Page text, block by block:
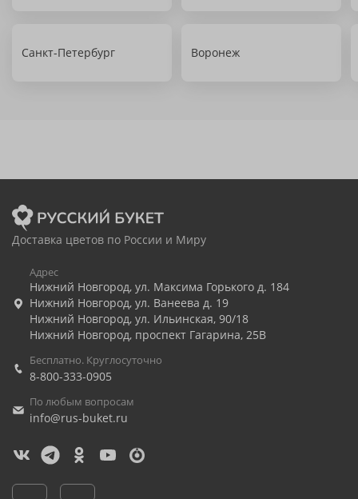
Санкт-Петербург Воронеж
Доставка цветов по России и Миру
Адрес
Нижний Новгород, ул. Максима Горького д. 184
Нижний Новгород, ул. Ванеева д. 19
Нижний Новгород, ул. Ильинская, 90/18
Нижний Новгород, проспект Гагарина, 25В
Бесплатно. Круглосуточно
8-800-333-0905
По любым вопросам
info@rus-buket.ru